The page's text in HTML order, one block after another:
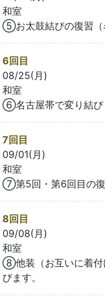
和室
⑤お太鼓結びの復習（
6回目
08/25(月)
和室
⑥名古屋帯で変り結び
7回目
09/01(月)
和室
⑦第5回・第6回目の復
8回目
09/08(月)
和室
⑧他装（お互いに着付
びます。